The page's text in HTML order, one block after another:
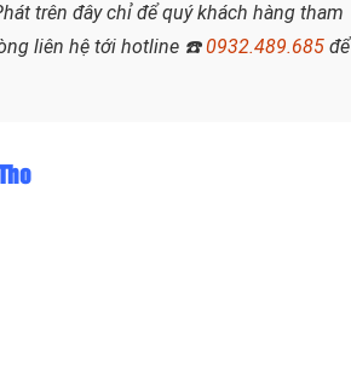
trên đây chỉ để quý khách hàng tham
liên hệ tới hotline ☎️ 0932.489.685 để